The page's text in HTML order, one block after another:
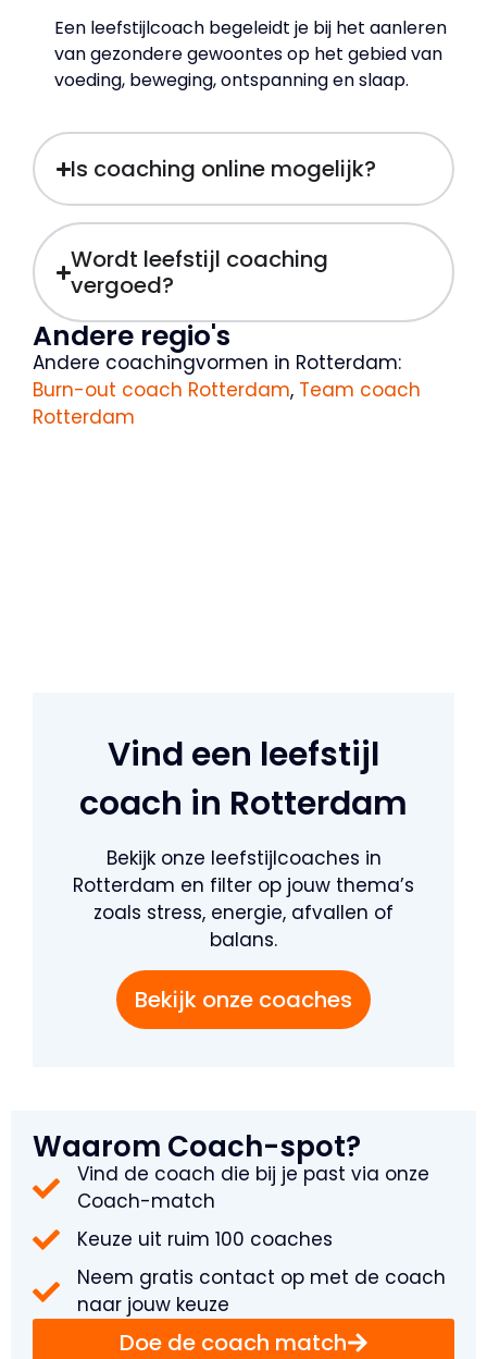
Een leefstijlcoach begeleidt je bij het aanleren
van gezondere gewoontes op het gebied van
voeding, beweging, ontspanning en slaap.
Is coaching online mogelijk?
Wordt leefstijl coaching
vergoed?
Andere regio's
Andere coachingvormen in Rotterdam:
Burn-out coach Rotterdam, Team coach
Rotterdam
Vind een leefstijl
coach in Rotterdam
Bekijk onze leefstijlcoaches in
Rotterdam en filter op jouw thema’s
zoals stress, energie, afvallen of
balans.
Bekijk onze coaches
Waarom Coach-spot?
Vind de coach die bij je past via onze
Coach-match
Keuze uit ruim 100 coaches
Neem gratis contact op met de coach
naar jouw keuze
Doe de coach match